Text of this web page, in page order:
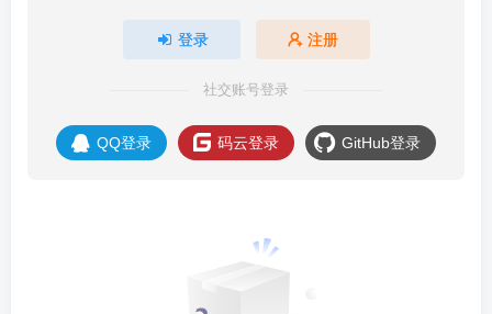
登录 注册
社交账号登录
QQ登录 码云登录 GitHub登录